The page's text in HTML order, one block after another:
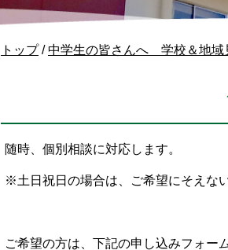
現
置：
トップ/中学生の皆さんへ 学校＆地域
随時、個別相談に対応します。
※土日祝日の場合は、ご希望にそえな
ご希望の方は、下記の申し込みフォー